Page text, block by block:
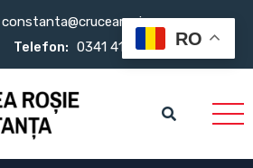
constanta@crucearosie.ro
Telefon: 0341 412 483 RO